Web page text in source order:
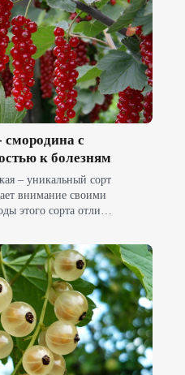
смородина с
к болезням
– уникальный сорт
внимание своими
этого сорта отли…